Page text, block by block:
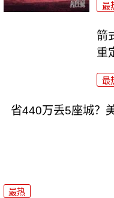
最
箭
重
最
省440万丢5座城？
最热